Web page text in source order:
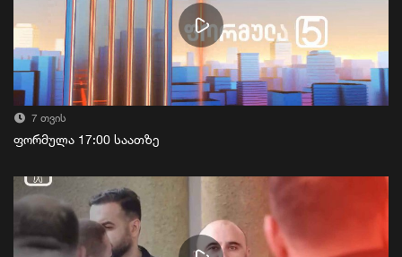
7 თვის
ფორმულა 17:00 საათზე